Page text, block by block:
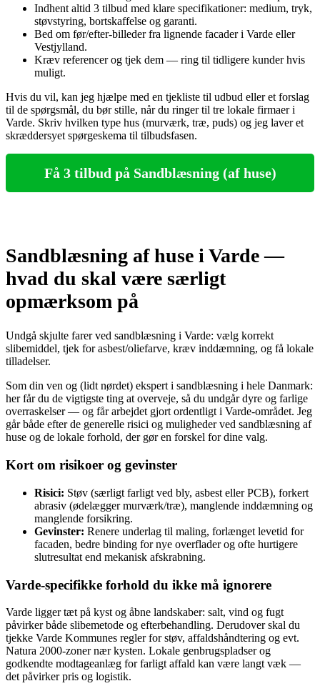
Indhent altid 3 tilbud med klare specifikationer: medium, tryk,
støvstyring, bortskaffelse og garanti.
Bed om før/efter-billeder fra lignende facader i Varde eller
Vestjylland.
Kræv referencer og tjek dem — ring til tidligere kunder hvis
muligt.
Hvis du vil, kan jeg hjælpe med en tjekliste til udbud eller et forslag
til de spørgsmål, du bør stille, når du ringer til tre lokale firmaer i
Varde. Skriv hvilken type hus (murværk, træ, puds) og jeg laver et
skræddersyet spørgeskema til tilbudsfasen.
Få 3 tilbud på Sandblæsning (af huse)
Sandblæsning af huse i Varde —
hvad du skal være særligt
opmærksom på
Undgå skjulte farer ved sandblæsning i Varde: vælg korrekt
slibemiddel, tjek for asbest/oliefarve, kræv inddæmning, og få lokale
tilladelser.
Som din ven og (lidt nørdet) ekspert i sandblæsning i hele Danmark:
her får du de vigtigste ting at overveje, så du undgår dyre og farlige
overraskelser — og får arbejdet gjort ordentligt i Varde‑området. Jeg
går både efter de generelle risici og muligheder ved sandblæsning af
huse og de lokale forhold, der gør en forskel for dine valg.
Kort om risikoer og gevinster
Risici: Støv (særligt farligt ved bly, asbest eller PCB), forkert
abrasiv (ødelægger murværk/træ), manglende inddæmning og
manglende forsikring.
Gevinster: Renere underlag til maling, forlænget levetid for
facaden, bedre binding for nye overflader og ofte hurtigere
slutresultat end mekanisk afskrabning.
Varde‑specifikke forhold du ikke må ignorere
Varde ligger tæt på kyst og åbne landskaber: salt, vind og fugt
påvirker både slibemetode og efterbehandling. Derudover skal du
tjekke Varde Kommunes regler for støv, affaldshåndtering og evt.
Natura 2000‑zoner nær kysten. Lokale genbrugspladser og
godkendte modtageanlæg for farligt affald kan være langt væk —
det påvirker pris og logistik.